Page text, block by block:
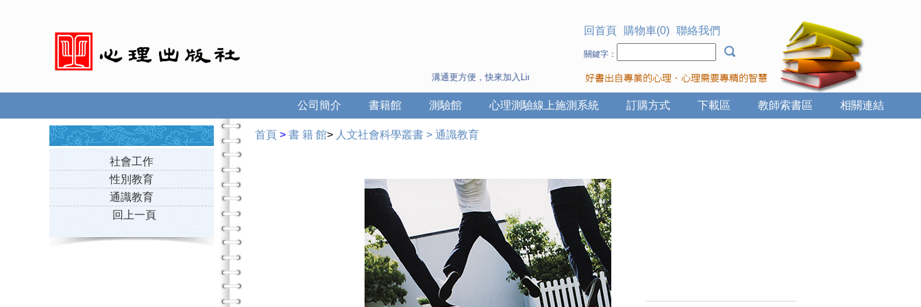
溝通更方便，快來加入Line 與 Wechat ~
回首頁 購物車(0) 聯絡我們
關鍵字：
相關連結
教師索書區
下載區
訂購方式
心理測驗線上施測系統
測驗館
書籍館
公司簡介
社會工作
性別教育
通識教育
回上一頁
首頁 > 書 籍 館> 人文社會科學叢書 > 通識教育